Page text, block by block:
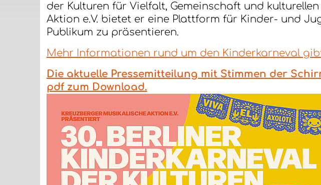
der Kulturen für Vielfalt, Gemeinschaft und
Aktion e.V. bietet er eine Plattform für Kinder- und
Publikum zu präsentieren.
Mehr Informationen rund um den Kinderkarneval
Die aktuelle Pressemitteilung mit Stimmen der
pdf zum Download.